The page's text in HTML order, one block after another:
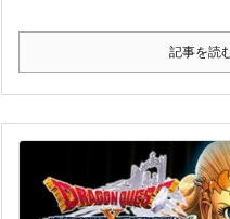
記事を読